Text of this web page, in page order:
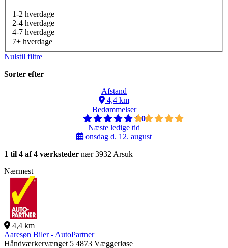
1-2 hverdage
2-4 hverdage
4-7 hverdage
7+ hverdage
Nulstil filtre
Sorter efter
Afstand
4,4 km
Bedømmelser
5,0
Næste ledige tid
onsdag d. 12. august
1 til 4 af 4 værksteder nær 3932 Arsuk
Nærmest
4,4 km
Aaresøn Biler - AutoPartner
Håndværkervænget 5 4873 Væggerløse